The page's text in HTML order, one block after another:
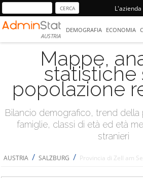
L'azienda
AUSTRIA
DEMOGRAFIA ECONOMIA
Mappe,
statistiche
popolazione
Bilancio demografico, trend
famiglie, classi di età ed età
stranieri
AUSTRIA / SALZBURG / Provincia di Zell am